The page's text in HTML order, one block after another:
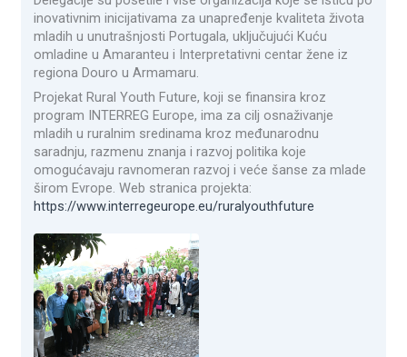
inovativnim inicijativama za unapređenje kvaliteta života
mladih u unutrašnjosti Portugala, uključujući Kuću
omladine u Amaranteu i Interpretativni centar žene iz
regiona Douro u Armamaru.
Projekat Rural Youth Future, koji se finansira kroz
program INTERREG Europe, ima za cilj osnaživanje
mladih u ruralnim sredinama kroz međunarodnu
saradnju, razmenu znanja i razvoj politika koje
omogućavaju ravnomeran razvoj i veće šanse za mlade
širom Evrope. Web stranica projekta:
https://www.interregeurope.eu/ruralyouthfuture